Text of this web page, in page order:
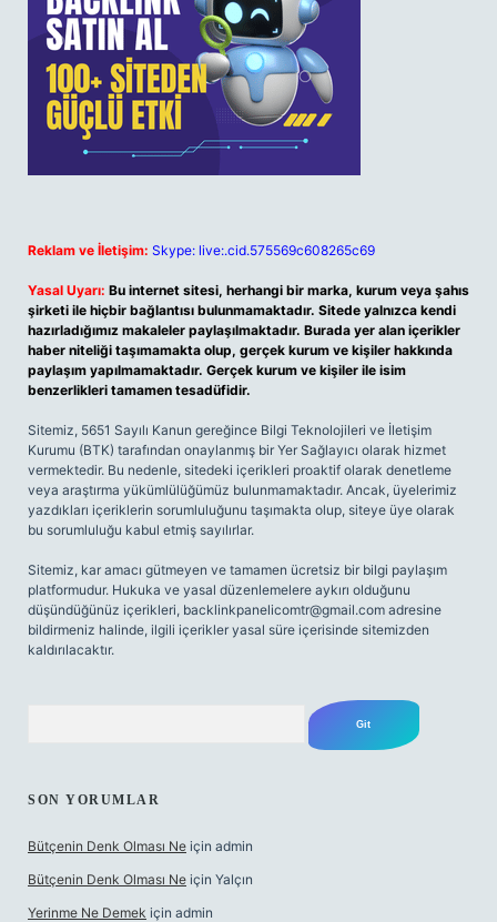
Reklam ve İletişim: Skype: live:.cid.575569c608265c69
Yasal Uyarı: Bu internet sitesi, herhangi bir marka, kurum veya şahıs
şirketi ile hiçbir bağlantısı bulunmamaktadır. Sitede yalnızca kendi
hazırladığımız makaleler paylaşılmaktadır. Burada yer alan içerikler
haber niteliği taşımamakta olup, gerçek kurum ve kişiler hakkında
paylaşım yapılmamaktadır. Gerçek kurum ve kişiler ile isim
benzerlikleri tamamen tesadüfidir.
Sitemiz, 5651 Sayılı Kanun gereğince Bilgi Teknolojileri ve İletişim
Kurumu (BTK) tarafından onaylanmış bir Yer Sağlayıcı olarak hizmet
vermektedir. Bu nedenle, sitedeki içerikleri proaktif olarak denetleme
veya araştırma yükümlülüğümüz bulunmamaktadır. Ancak, üyelerimiz
yazdıkları içeriklerin sorumluluğunu taşımakta olup, siteye üye olarak
bu sorumluluğu kabul etmiş sayılırlar.
Sitemiz, kar amacı gütmeyen ve tamamen ücretsiz bir bilgi paylaşım
platformudur. Hukuka ve yasal düzenlemelere aykırı olduğunu
düşündüğünüz içerikleri, backlinkpanelicomtr@gmail.com adresine
bildirmeniz halinde, ilgili içerikler yasal süre içerisinde sitemizden
kaldırılacaktır.
SON YORUMLAR
Bütçenin Denk Olması Ne için admin
Bütçenin Denk Olması Ne için Yalçın
Yerinme Ne Demek için admin